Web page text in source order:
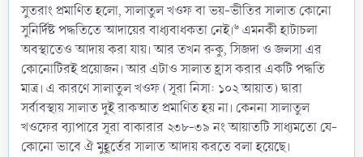
সুতরাং প্রমাণিত হলো, সালাতুল খওফ বা ভয়-ভীতির সালাত কোনো
সুনির্দিষ্ট পদ্ধতিতে আদায়ের বাধ্যবাধকতা নেই।৬ এমনকী হাটাচলা
অবস্থাতেও আদায় করা যায়। আর তখন রুকু, সিজদা ও জলসা এর
কোনোটিরই প্রয়োজন। আর এটাও সালাত হ্রাস করার একটি পদ্ধতি
মাত্র। এ কারণে সালাতুল খওফ (সূরা নিসা: ১০২ আয়াত) দ্বারা
সর্বাবস্থায় সালাত দুই রাকআত প্রমাণিত হয় না। কেননা সালাতুল
খওফের ব্যাপারে সূরা বাকারার ২৩৮-৩৯ নং আয়াতটি সাধ্যমতো যে-
কোনো ভাবে ঐ মুহূর্তের সালাত আদায় করতে বলা হয়েছে।